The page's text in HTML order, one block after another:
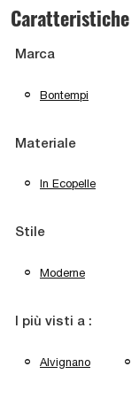
Caratteristiche
Marca
Bontempi
Materiale
In Ecopelle
Stile
Moderne
I più visti a :
Alvignano